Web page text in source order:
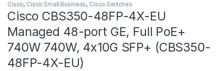
Cisco, Cisco Small Business, Cisco Switches
Cisco CBS350-48FP-4X-EU
Managed 48-port GE, Full PoE+
740W 740W, 4x10G SFP+ (CBS350-
48FP-4X-EU)